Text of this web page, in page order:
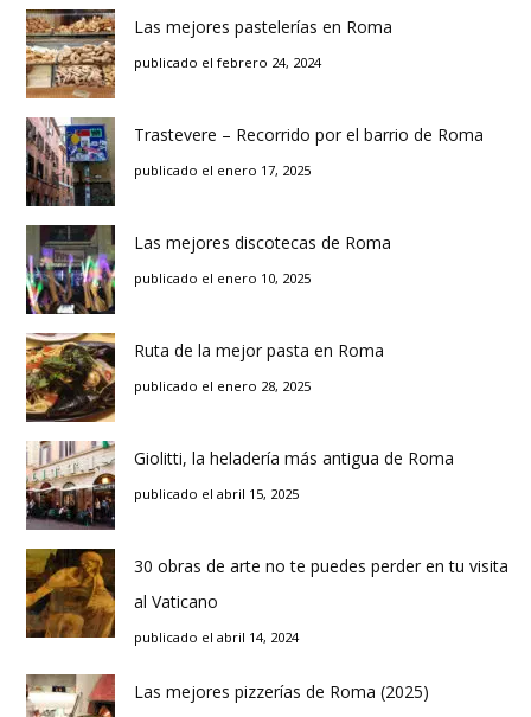
Las mejores pastelerías en Roma
publicado el febrero 24, 2024
Trastevere – Recorrido por el barrio de Roma
publicado el enero 17, 2025
Las mejores discotecas de Roma
publicado el enero 10, 2025
Ruta de la mejor pasta en Roma
publicado el enero 28, 2025
Giolitti, la heladería más antigua de Roma
publicado el abril 15, 2025
30 obras de arte no te puedes perder en tu visita
al Vaticano
publicado el abril 14, 2024
Las mejores pizzerías de Roma (2025)